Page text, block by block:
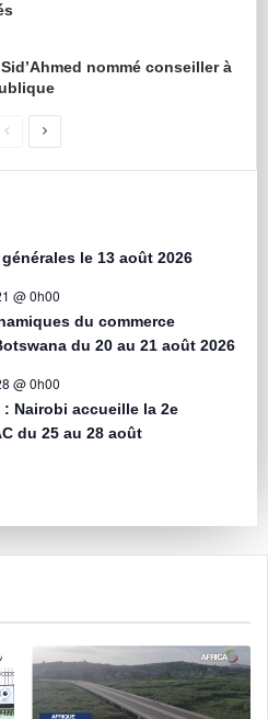
nommé conseiller à
le 13 août 2026
@ 0h00
du commerce
du 20 au 21 août 2026
@ 0h00
Nairobi accueille la 2e
du 25 au 28 août